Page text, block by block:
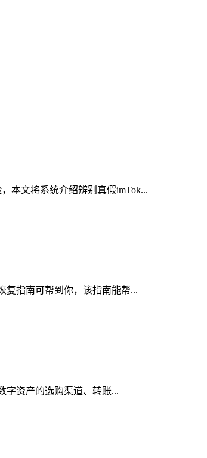
本文将系统介绍辨别真假imTok...
复指南可帮到你，该指南能帮...
字资产的选购渠道、转账...